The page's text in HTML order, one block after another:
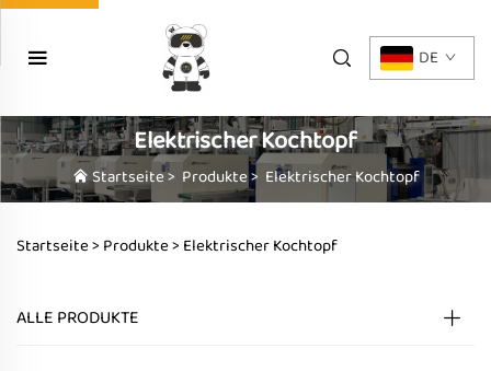
DE
Elektrischer Kochtopf
Startseite> Produkte> Elektrischer Kochtopf
Startseite > Produkte> Elektrischer Kochtopf
ALLE PRODUKTE